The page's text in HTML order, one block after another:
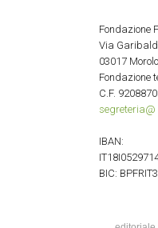
Fondazione
Via
03017
Fondazione
C.F.
segreteria@
IBAN:
BIC: